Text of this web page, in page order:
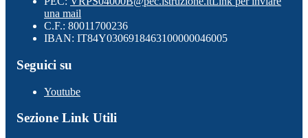
una mail
C.F.: 80011700236
IBAN: IT84Y0306918463100000046005
Seguici su
Youtube
Sezione Link Utili